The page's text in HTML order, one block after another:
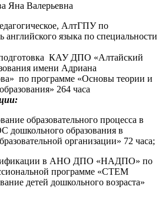
Яна Валерьевна
АлтГПУ по
английского языка по специальности
КАУ ДПО «Алтайский
имени Адриана
по программе «Основы теории и
264 часа
образовательного процесса в
дошкольного образования в
организации» 72 часа;
в АНО ДПО «НАДПО» по
программе «СТЕМ
детей дошкольного возраста»